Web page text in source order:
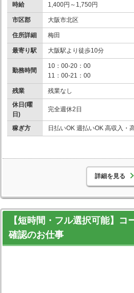
時給 1,400円～1,750円
市区郡 大阪市北区
住所詳細 梅田
最寄り駅 大阪駅より徒歩10分
勤務時間
10：00-20：00
11：00-21：00
残業
残業なし
休日(曜
日)
完全週休2日
稼ぎ方 日払いOK 週払いOK 高収入・
詳細を見る
【短時間・フル選択可能】コ
確認のお仕事